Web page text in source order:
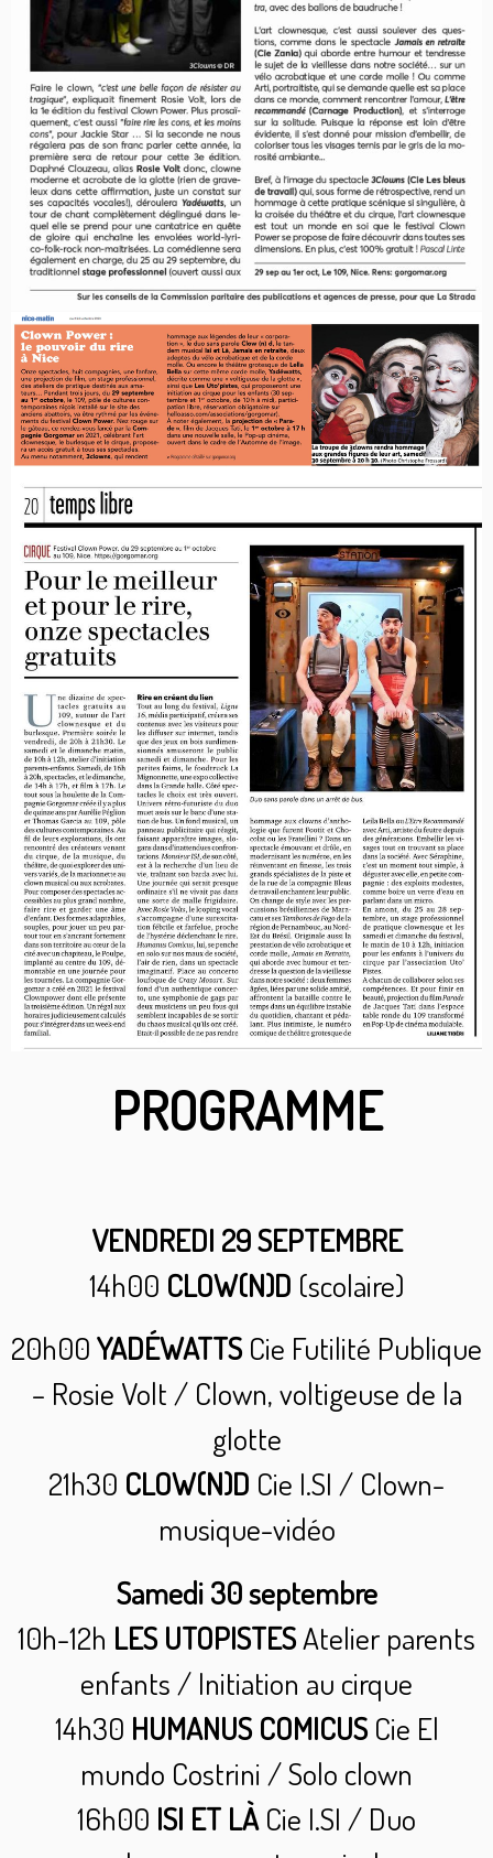
PROGRAMME
VENDREDI 29 SEPTEMBRE
14h00 CLOW(N)D (scolaire)
20h00 YADÉWATTS Cie Futilité Publique
– Rosie Volt / Clown, voltigeuse de la
glotte
21h30 CLOW(N)D Cie I.SI / Clown-
musique-vidéo
Samedi 30 septembre
10h-12h LES UTOPISTESAtelier parents
enfants / Initiation au cirque
14h30 HUMANUS COMICUSCie El
mundo Costrini / Solo clown
16h00 ISI ET LÀCie I.SI / Duo